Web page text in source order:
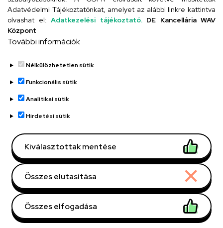
Titkárság
Adatvédelem
Adatvédelem
Régi oldal
Technikai információk
Copyright © 2026 Unideb
Adatvédelmi Tájékoztatónkat, amelyet az alábbi linkre kattintva
olvashat el: Adatkezelési tájékoztató. DE Kancellária WAV
Központ
További információk
Nélkülözhetetlen sütik
Funkcionális sütik
Analitikai sütik
Hirdetési sütik
Kiválasztottak mentése
Összes elutasítása
Összes elfogadása